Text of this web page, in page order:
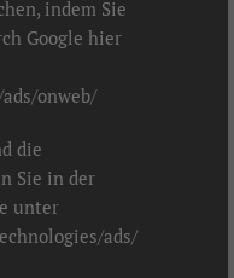
indem Sie
Google hier
onweb/
die
Sie in der
unter
ads/